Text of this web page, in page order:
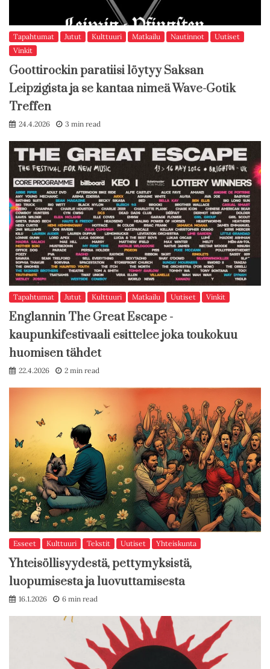
Tapahtumat Jutut Kulttuuri Matkailu Nautinnot
Uutiset
Vinkit
Goottirockin paratiisi löytyy Saksan
Leipzigista ja se kantaa nimeä Wave-Gotik
Treffen
24.4.2026 3 min read
Tapahtumat Jutut Kulttuuri Matkailu Uutiset Vinkit
Englannin The Great Escape -
kaupunkifestivaali esittelee joka toukokuu
huomisen tähdet
22.4.2026 2 min read
Esseet Kulttuuri Tekstit Uutiset Yhteiskunta
Yhteisöllisyydestä, pettymyksistä,
luopumisesta ja luovuttamisesta
16.1.2026 6 min read